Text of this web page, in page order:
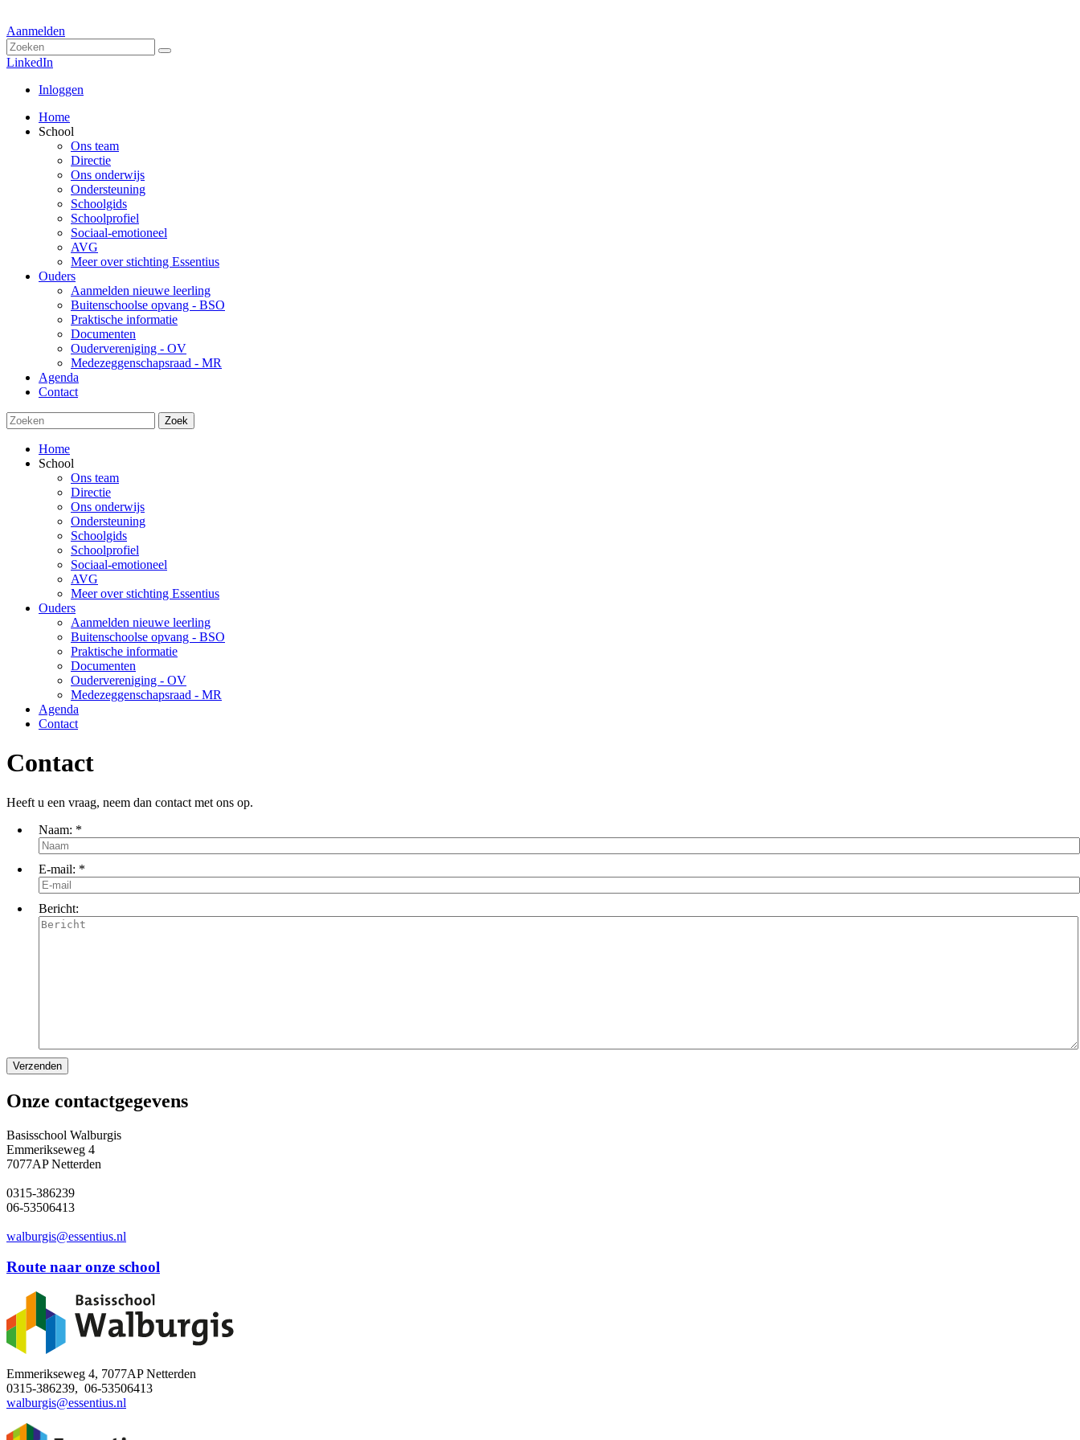
Aanmelden
LinkedIn
Inloggen
Home
School
Ons team
Directie
Ons onderwijs
Ondersteuning
Schoolgids
Schoolprofiel
Sociaal-emotioneel
AVG
Meer over stichting Essentius
Ouders
Aanmelden nieuwe leerling
Buitenschoolse opvang - BSO
Praktische informatie
Documenten
Oudervereniging - OV
Medezeggenschapsraad - MR
Agenda
Contact
Zoek
Home
School
Ons team
Directie
Ons onderwijs
Ondersteuning
Schoolgids
Schoolprofiel
Sociaal-emotioneel
AVG
Meer over stichting Essentius
Ouders
Aanmelden nieuwe leerling
Buitenschoolse opvang - BSO
Praktische informatie
Documenten
Oudervereniging - OV
Medezeggenschapsraad - MR
Agenda
Contact
Contact
Heeft u een vraag, neem dan contact met ons op.
Naam: *
E-mail: *
Bericht:
Onze contactgegevens
Basisschool Walburgis
Emmerikseweg 4
7077AP Netterden
0315-386239
06-53506413
walburgis@essentius.nl
Route naar onze school
Emmerikseweg 4, 7077AP Netterden
0315-386239, 06-53506413
walburgis@essentius.nl